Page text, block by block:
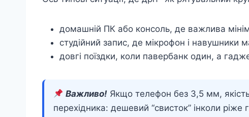
домашній ПК або консоль, де важлива
студійний запис, де мікрофон і навушники
довгі поїздки, коли павербанк один, а
Важливо! Якщо телефон без 3,5 мм,
перехідника: дешевий “свисток” інколи ріже